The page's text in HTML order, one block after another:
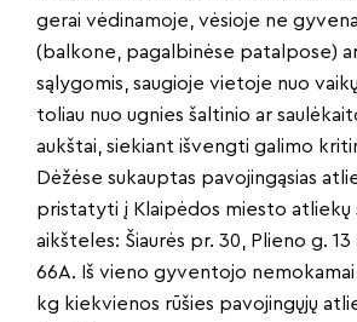
gerai vėdinamoje, vėsioje ne
(balkone, pagalbinėse patalpose)
sąlygomis, saugioje vietoje nuo
toliau nuo ugnies šaltinio ar
aukštai, siekiant išvengti galimo
Dėžėse sukauptas pavojingąsias
pristatyti į Klaipėdos miesto atliekų
aikšteles: Šiaurės pr. 30, Plieno g. 13
66A. Iš vieno gyventojo nemokamai
kg kiekvienos rūšies pavojingųjų